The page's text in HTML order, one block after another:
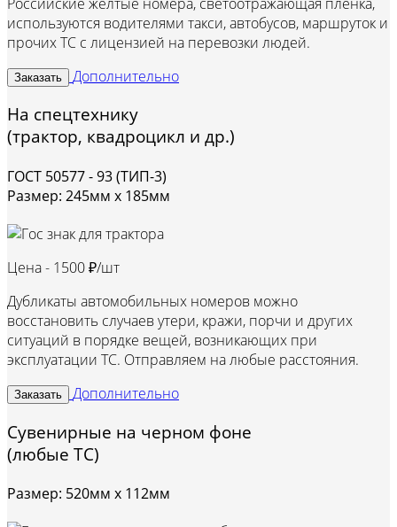
используются водителями такси, автобусов, маршруток и
прочих ТС с лицензией на перевозки людей.
Заказать Дополнительно
На спецтехнику
(трактор, квадроцикл и др.)
ГОСТ 50577 - 93 (ТИП-3)
Размер: 245мм х 185мм
Цена - 1500 ₽/шт
Дубликаты автомобильных номеров можно
восстановить случаев утери, кражи, порчи и других
ситуаций в порядке вещей, возникающих при
эксплуатации ТС. Отправляем на любые расстояния.
Заказать Дополнительно
Сувенирные на черном фоне
(любые ТС)
Размер: 520мм х 112мм